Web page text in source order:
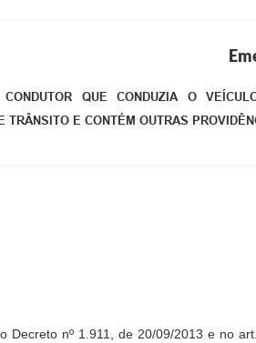
CONDUTOR QUE CONDUZIA O
TRÂNSITO E CONTÉM OUTRAS
Decreto nº 1.911, de 20/09/2013 e no